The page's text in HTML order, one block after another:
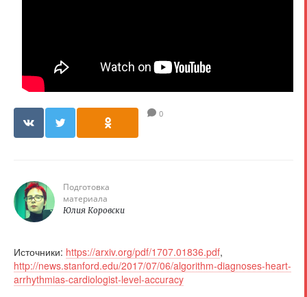
0
Подготовка
материала
Юлия Коровски
Источники: https://arxiv.org/pdf/1707.01836.pdf,
http://news.stanford.edu/2017/07/06/algorithm-diagnoses-heart-
arrhythmias-cardiologist-level-accuracy